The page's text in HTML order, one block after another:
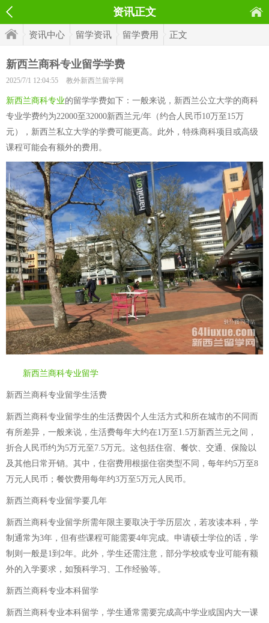
资讯正文
资讯中心 留学资讯 留学费用 正文
新西兰商科专业留学学费
2025/7/1 12:04:55 教外新西兰留学网
新西兰商科专业的留学学费如下：一般来说，新西兰公立大学的商科
专业学费约为22000至32000新西兰元/年（约合人民币10万至15万
元），新西兰私立大学的学费可能更高。此外，特殊商科项目或高级
课程可能会有额外的费用。
新西兰商科专业留学
新西兰商科专业留学生活费
新西兰商科专业留学生的生活费因个人生活方式和所在城市的不同而
有所差异，一般来说，生活费每年大约在1万至1.5万新西兰元之间，
折合人民币约为5万元至7.5万元。这包括住宿、餐饮、交通、保险以
及其他日常开销。其中，住宿费用根据住宿类型不同，每年约5万至8
万元人民币；餐饮费用每年约3万至5万元人民币。
新西兰商科专业留学要几年
新西兰商科专业留学所需年限主要取决于学历层次，若攻读本科，学
制通常为3年，但有些课程可能需要4年完成。申请硕士学位的话，学
制则一般是1到2年。此外，学生还需注意，部分学校或专业可能有额
外的入学要求，如预科学习、工作经验等。
新西兰商科专业本科留学
新西兰商科专业本科留学，学生通常需要完成高中学业或国内大一课